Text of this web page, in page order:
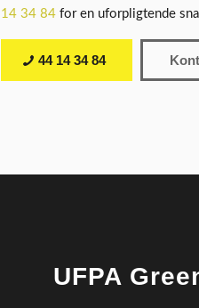
14 34 84for en uforpligtende
44 14 34 84
UFPA